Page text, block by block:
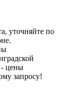
уточняйте по
- цены
запросу!